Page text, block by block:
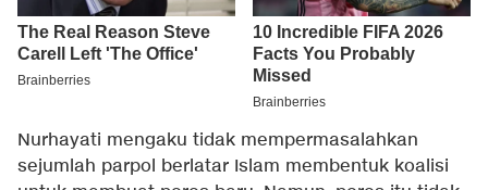
Nurhayati mengaku tidak mempermasalahkan
sejumlah parpol berlatar Islam membentuk koalisi